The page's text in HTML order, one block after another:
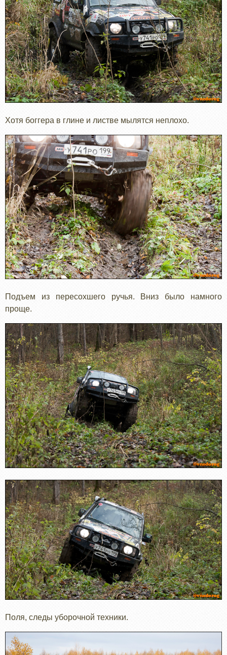
Хотя боггера в глине и листве мылятся неплохо.
Подъем из пересохшего ручья. Вниз было намного
проще.
Поля, следы уборочной техники.